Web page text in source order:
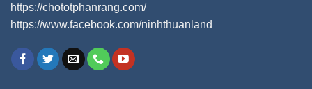
https://chototphanrang.com/
https://www.facebook.com/ninhthuanland